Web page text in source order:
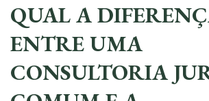
QUAL A
ENTRE UMA
CONSULTORIA